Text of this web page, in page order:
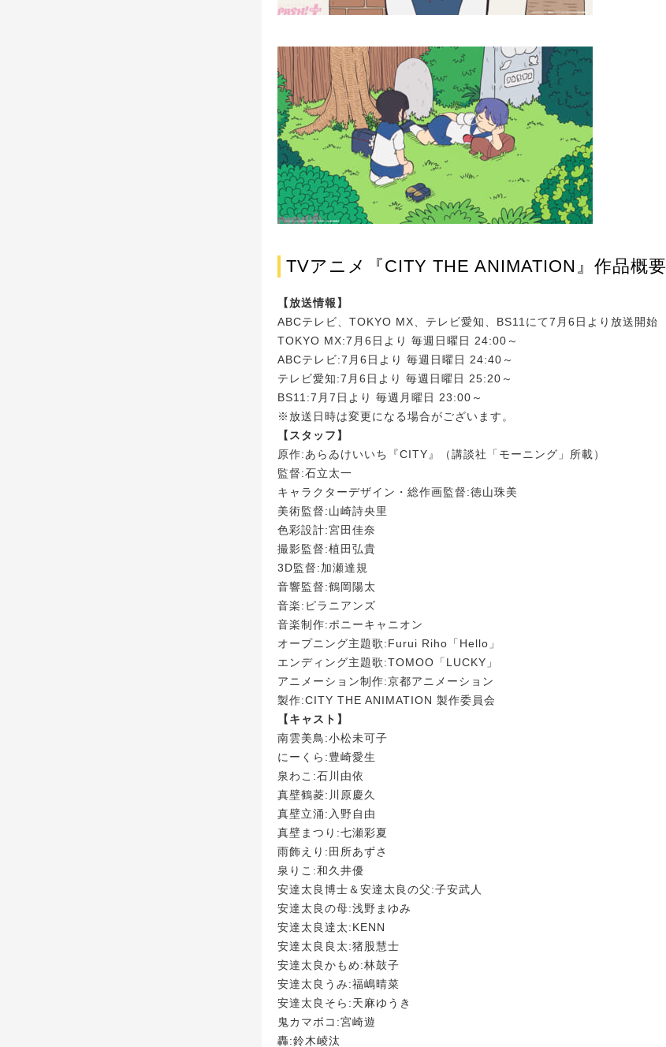
TVアニメ『CITY THE ANIMATION』作品概要
【放送情報】
ABCテレビ、TOKYO MX、テレビ愛知、BS11にて7月6日より放送開始
TOKYO MX:7月6日より 毎週日曜日 24:00～
ABCテレビ:7月6日より 毎週日曜日 24:40～
テレビ愛知:7月6日より 毎週日曜日 25:20～
BS11:7月7日より 毎週月曜日 23:00～
※放送日時は変更になる場合がございます。
【スタッフ】
原作:あらゐけいいち『CITY』（講談社「モーニング」所載）
監督:石立太一
キャラクターデザイン・総作画監督:徳山珠美
美術監督:山崎詩央里
色彩設計:宮田佳奈
撮影監督:植田弘貴
3D監督:加瀬達規
音響監督:鶴岡陽太
音楽:ピラニアンズ
音楽制作:ポニーキャニオン
オープニング主題歌:Furui Riho「Hello」
エンディング主題歌:TOMOO「LUCKY」
アニメーション制作:京都アニメーション
製作:CITY THE ANIMATION 製作委員会
【キャスト】
南雲美鳥:小松未可子
にーくら:豊崎愛生
泉わこ:石川由依
真壁鶴菱:川原慶久
真壁立涌:入野自由
真壁まつり:七瀬彩夏
雨飾えり:田所あずさ
泉りこ:和久井優
安達太良博士＆安達太良の父:子安武人
安達太良の母:浅野まゆみ
安達太良達太:KENN
安達太良良太:猪股慧士
安達太良かもめ:林鼓子
安達太良うみ:福嶋晴菜
安達太良そら:天麻ゆうき
鬼カマボコ:宮崎遊
轟:鈴木崚汰